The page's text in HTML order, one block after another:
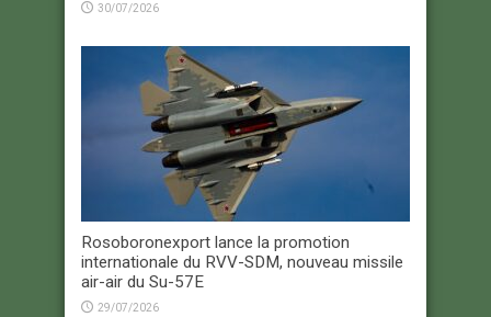
30/07/2026
Rosoboronexport lance la promotion
internationale du RVV-SDM, nouveau missile
air-air du Su-57E
29/07/2026